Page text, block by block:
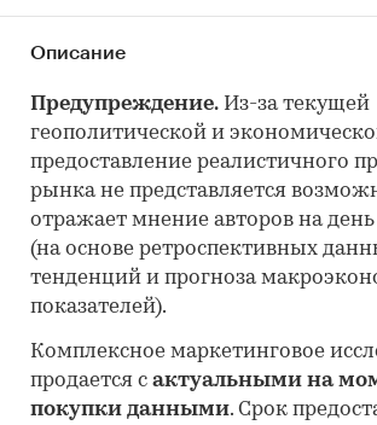
Описание
Предупреждение. Из-за текущей
геополитической и
предоставление реалистичного
рынка не представляется
отражает мнение авторов на
(на основе ретроспективных
тенденций и прогноза
показателей).
Комплексное маркетинговое
продается с актуальными на
покупки данными. Срок